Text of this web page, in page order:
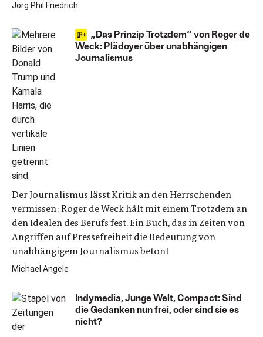
Jörg Phil Friedrich
„Das Prinzip Trotzdem“ von Roger de
Weck: Plädoyer über unabhängigen
Journalismus
Der Journalismus lässt Kritik an den Herrschenden
vermissen: Roger de Weck hält mit einem Trotzdem an
den Idealen des Berufs fest. Ein Buch, das in Zeiten von
Angriffen auf Pressefreiheit die Bedeutung von
unabhängigem Journalismus betont
Michael Angele
Indymedia, Junge Welt, Compact: Sind
die Gedanken nun frei, oder sind sie es
nicht?